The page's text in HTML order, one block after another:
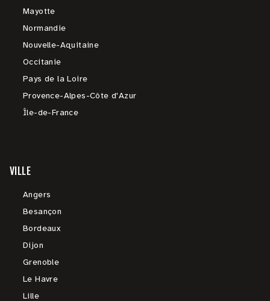
Mayotte
Normandie
Nouvelle-Aquitaine
Occitanie
Pays de la Loire
Provence-Alpes-Côte d'Azur
Île-de-France
VILLE
Angers
Besançon
Bordeaux
Dijon
Grenoble
Le Havre
Lille